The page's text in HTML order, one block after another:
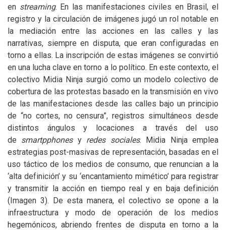
en streaming. En las manifestaciones civiles en Brasil, el
registro y la circulación de imágenes jugó un rol notable en
la mediación entre las acciones en las calles y las
narrativas, siempre en disputa, que eran configuradas en
torno a ellas. La inscripción de estas imágenes se convirtió
en una lucha clave en torno a lo político. En este contexto, el
colectivo Midia Ninja surgió como un modelo colectivo de
cobertura de las protestas basado en la transmisión en vivo
de las manifestaciones desde las calles bajo un principio
de “no cortes, no censura”, registros simultáneos desde
distintos ángulos y locaciones a través del uso
de smartpphonesy redes sociales. Midia Ninja emplea
estrategias post-masivas de representación, basadas en el
uso táctico de los medios de consumo, que renuncian a la
‘alta definición’ y su ‘encantamiento mimético’ para registrar
y transmitir la acción en tiempo real y en baja definición
(Imagen 3). De esta manera, el colectivo se opone a la
infraestructura y modo de operación de los medios
hegemónicos, abriendo frentes de disputa en torno a la